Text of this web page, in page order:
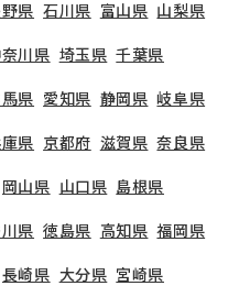
県 石川県 富山県 山梨県
川県 埼玉県 千葉県
県 愛知県 静岡県 岐阜県
県 京都府 滋賀県 奈良県
岡山県 山口県 島根県
県 徳島県 高知県 福岡県
長崎県 大分県 宮崎県